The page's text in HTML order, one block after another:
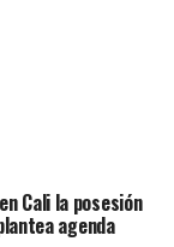
Cali la posesión
agenda